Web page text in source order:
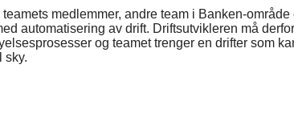
medlemmer, andre team i Banken-
automatisering av drift. Driftsutvikleren må
og teamet trenger en drifter som
sky.